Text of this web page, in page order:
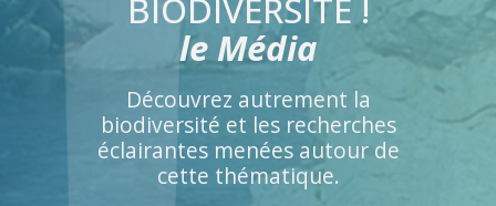
BIODIVERSITÉ !
le Média
Découvrez autrement la
biodiversité et les recherches
éclairantes menées autour de
cette thématique.